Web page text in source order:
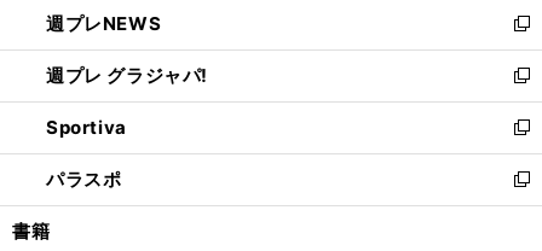
く
で
開
く
ド
ウ
で
開
く
い
ウ
ィ
ン
ド
ウ
で
開
週プレNEWS
新
し
い
ウ
ィ
ン
ド
ウ
週プレ グラジャパ!
新
し
い
ウ
ィ
ン
Sportiva
新
し
い
ウ
パラスポ
新
し
書籍